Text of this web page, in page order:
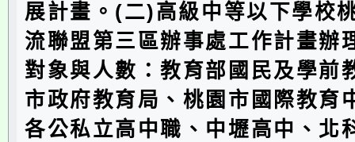
展計畫。(二)高級中等以下學校
流聯盟第三區辦事處工作計畫辦
對象與人數：教育部國民及學前
市政府教育局、桃園市國際教育
各公私立高中職、中壢高中、北